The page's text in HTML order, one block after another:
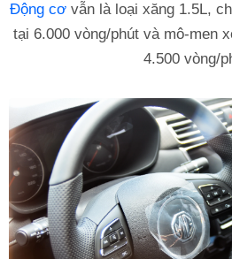
Động cơ vẫn là loại xăng 1.5L,
tại 6.000 vòng/phút và mô-men
4.500 vòng/